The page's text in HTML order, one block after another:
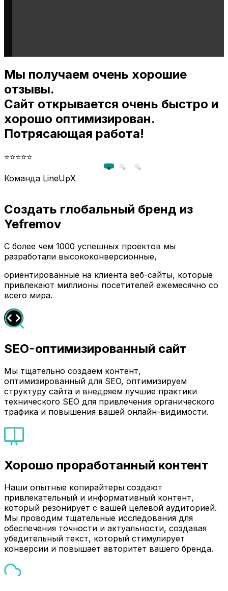
Мы получаем очень хорошие
отзывы.
Сайт открывается очень быстро и
хорошо оптимизирован.
Потрясающая работа!
⭐⭐⭐⭐⭐
Команда LineUpX
Создать глобальный бренд из
Yefremov
С более чем 1000 успешных проектов мы
разработали высококонверсионные,
ориентированные на клиента веб-сайты, которые
привлекают миллионы посетителей ежемесячно со
всего мира.
SEO-оптимизированный сайт
Мы тщательно создаем контент,
оптимизированный для SEO, оптимизируем
структуру сайта и внедряем лучшие практики
технического SEO для привлечения органического
трафика и повышения вашей онлайн-видимости.
Хорошо проработанный контент
Наши опытные копирайтеры создают
привлекательный и информативный контент,
который резонирует с вашей целевой аудиторией.
Мы проводим тщательные исследования для
обеспечения точности и актуальности, создавая
убедительный текст, который стимулирует
конверсии и повышает авторитет вашего бренда.